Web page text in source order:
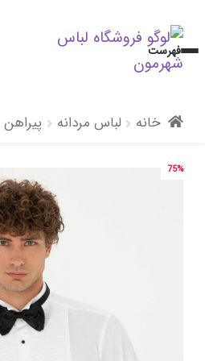
پرش
به
پرش
به
فهرست
خانه لباس مردانه پیراهن
75%